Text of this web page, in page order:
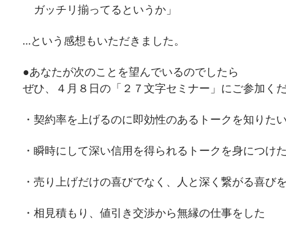
ガッチリ揃ってるというか」
…という感想もいただきました。
●あなたが次のことを望んでいるのでしたら
ぜひ、４月８日の「２７文字セミナー」にご参加く
・契約率を上げるのに即効性のあるトークを知りた
・瞬時にして深い信用を得られるトークを身につけ
・売り上げだけの喜びでなく、人と深く繋がる喜び
・相見積もり、値引き交渉から無縁の仕事をした